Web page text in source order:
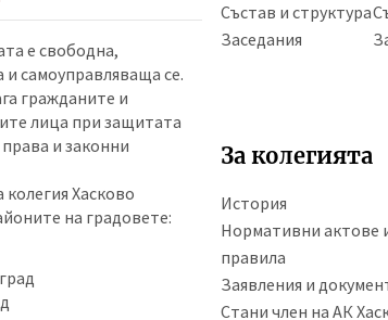
е свободна,
и самоуправляваща се.
гражданите и
лица при защитата
и законни
колегия Хасково
на градовете:
Състав и структура
Заседания
За колегията
История
Нормативни актове
правила
Заявления и
Стани член на АК